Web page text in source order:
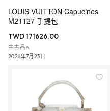
LOUIS VUITTON Capucines
M21127 手提包
TWD 171626.00
中古品A
2026年7月23日